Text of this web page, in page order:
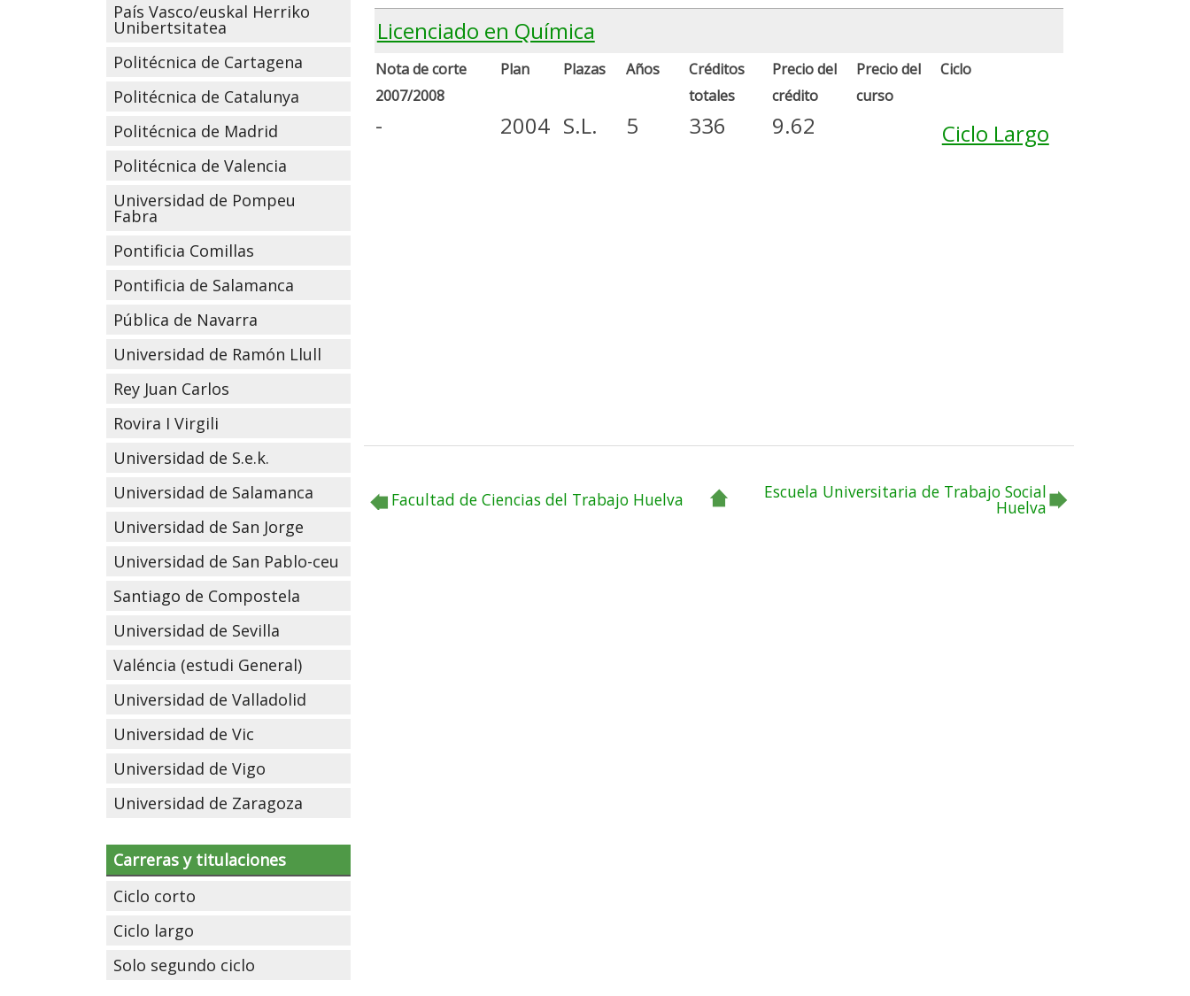
País Vasco/euskal Herriko
Unibertsitatea
Politécnica de Cartagena
Politécnica de Catalunya
Politécnica de Madrid
Politécnica de Valencia
Universidad de Pompeu
Fabra
Pontificia Comillas
Pontificia de Salamanca
Pública de Navarra
Universidad de Ramón Llull
Rey Juan Carlos
Rovira I Virgili
Universidad de S.e.k.
Universidad de Salamanca
Universidad de San Jorge
Universidad de San Pablo-ceu
Santiago de Compostela
Universidad de Sevilla
Valéncia (estudi General)
Universidad de Valladolid
Universidad de Vic
Universidad de Vigo
Universidad de Zaragoza
Carreras y titulaciones
Ciclo corto
Ciclo largo
Solo segundo ciclo
Licenciado en Química
Nota de corte
2007/2008
Plan Plazas Años
Créditos
totales
Precio del
crédito
Precio del
curso
Ciclo
- 2004 S.L. 5 336 9.62 Ciclo Largo
Facultad de Ciencias del Trabajo Huelva Escuela Universitaria de Trabajo Social
Huelva